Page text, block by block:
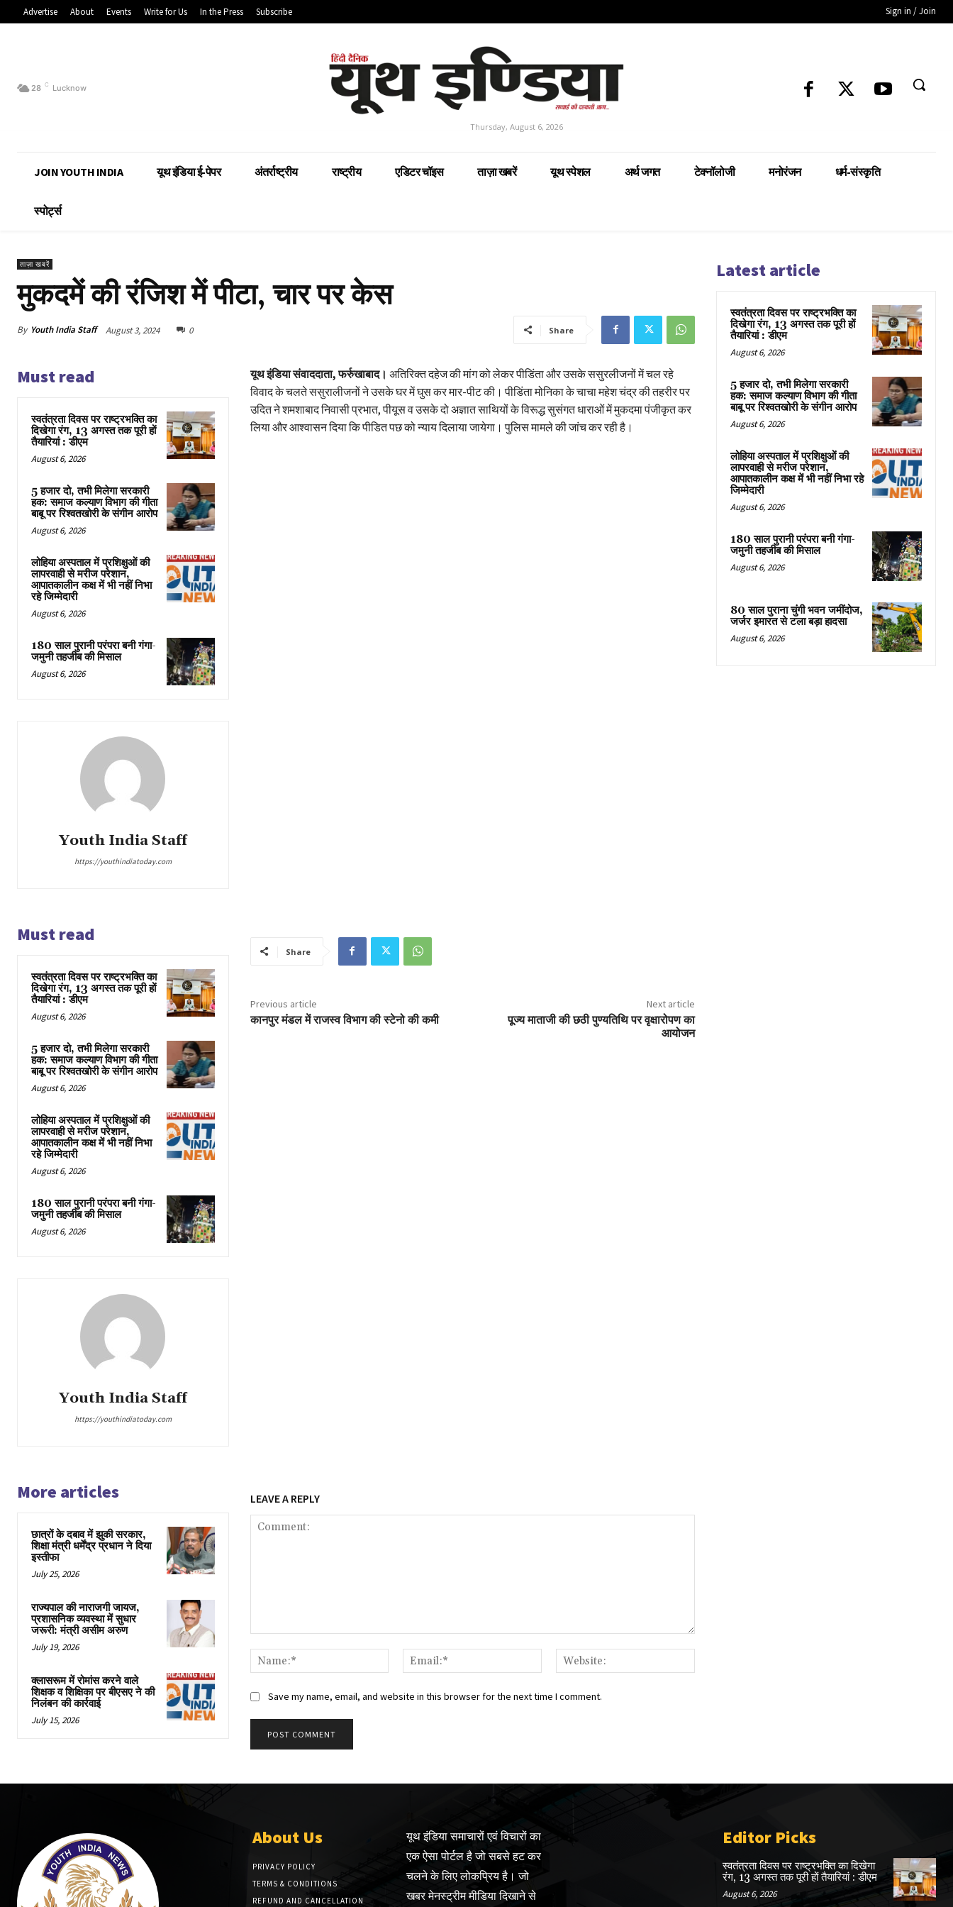
Advertise About Events Write for Us In the Press Subscribe Sign in / Join
28 C Lucknow
Thursday, August 6, 2026
JOIN YOUTH INDIA यूथ इंडिया ई-पेपर अंतर्राष्ट्रीय राष्ट्रीय एडिटर चॉइस ताज़ा खबरें यूथ स्पेशल अर्थ जगत टेक्नॉलोजी मनोरंजन धर्म-संस्कृति
स्पोर्ट्स
ताज़ा खबरें
मुकदमें की रंजिश में पीटा, चार पर केस
By Youth India Staff August 3, 2024 0 Share
Must read
स्वतंत्रता दिवस पर राष्ट्रभक्ति का
दिखेगा रंग, 13 अगस्त तक पूरी हों
तैयारियां : डीएम
August 6, 2026
5 हजार दो, तभी मिलेगा सरकारी
हक: समाज कल्याण विभाग की गीता
बाबू पर रिश्वतखोरी के संगीन आरोप
August 6, 2026
लोहिया अस्पताल में प्रशिक्षुओं की
लापरवाही से मरीज परेशान,
आपातकालीन कक्ष में भी नहीं निभा
रहे जिम्मेदारी
August 6, 2026
180 साल पुरानी परंपरा बनी गंगा-
जमुनी तहजीब की मिसाल
August 6, 2026
Youth India Staff
https://youthindiatoday.com
यूथ इंडिया संवाददाता, फर्रुखाबाद। अतिरिक्त दहेज की मांग को लेकर पीडिंता और उसके ससुरलीजनों में चल रहे
विवाद के चलते ससुरालीजनों ने उसके घर में घुस कर मार-पीट की। पीडिंता मोनिका के चाचा महेश चंद्र की तहरीर पर
उदित ने शमशाबाद निवासी प्रभात, पीयूस व उसके दो अज्ञात साथियों के विरूद्ध सुसंगत धाराओं में मुकदमा पंजीकृत कर
लिया और आश्वासन दिया कि पीडित पछ को न्याय दिलाया जायेगा। पुलिस मामले की जांच कर रही है।
Must read
स्वतंत्रता दिवस पर राष्ट्रभक्ति का
दिखेगा रंग, 13 अगस्त तक पूरी हों
तैयारियां : डीएम
August 6, 2026
5 हजार दो, तभी मिलेगा सरकारी
हक: समाज कल्याण विभाग की गीता
बाबू पर रिश्वतखोरी के संगीन आरोप
August 6, 2026
लोहिया अस्पताल में प्रशिक्षुओं की
लापरवाही से मरीज परेशान,
आपातकालीन कक्ष में भी नहीं निभा
रहे जिम्मेदारी
August 6, 2026
180 साल पुरानी परंपरा बनी गंगा-
जमुनी तहजीब की मिसाल
August 6, 2026
Youth India Staff
https://youthindiatoday.com
Share
Previous article
कानपुर मंडल में राजस्व विभाग की स्टेनो की कमी
Next article
पूज्य माताजी की छठी पुण्यतिथि पर वृक्षारोपण का
आयोजन
More articles
छात्रों के दबाव में झुकी सरकार,
शिक्षा मंत्री धर्मेंद्र प्रधान ने दिया
इस्तीफा
July 25, 2026
राज्यपाल की नाराजगी जायज,
प्रशासनिक व्यवस्था में सुधार
जरूरी: मंत्री असीम अरुण
July 19, 2026
क्लासरूम में रोमांस करने वाले
शिक्षक व शिक्षिका पर बीएसए ने की
निलंबन की कार्रवाई
July 15, 2026
LEAVE A REPLY
Name:*
Email:*
Save my name, email, and website in this browser for the next time I comment.
Latest article
स्वतंत्रता दिवस पर राष्ट्रभक्ति का
दिखेगा रंग, 13 अगस्त तक पूरी हों
तैयारियां : डीएम
August 6, 2026
5 हजार दो, तभी मिलेगा सरकारी
हक: समाज कल्याण विभाग की गीता
बाबू पर रिश्वतखोरी के संगीन आरोप
August 6, 2026
लोहिया अस्पताल में प्रशिक्षुओं की
लापरवाही से मरीज परेशान,
आपातकालीन कक्ष में भी नहीं निभा रहे
जिम्मेदारी
August 6, 2026
180 साल पुरानी परंपरा बनी गंगा-
जमुनी तहजीब की मिसाल
August 6, 2026
80 साल पुराना चुंगी भवन जमींदोज,
जर्जर इमारत से टला बड़ा हादसा
August 6, 2026
About Us
PRIVACY POLICY
TERMS & CONDITIONS
REFUND AND CANCELLATION
यूथ इंडिया समाचारों एवं विचारों का
एक ऐसा पोर्टल है जो सबसे हट कर
चलने के लिए लोकप्रिय है। जो
खबर मेनस्ट्रीम मीडिया दिखाने से
Editor Picks
स्वतंत्रता दिवस पर राष्ट्रभक्ति का दिखेगा
रंग, 13 अगस्त तक पूरी हों तैयारियां : डीएम
August 6, 2026